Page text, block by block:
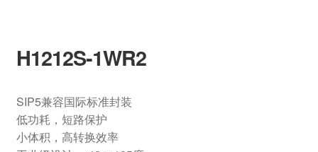
H1212S-1WR2
SIP5兼容国际标准封装
低功耗，短路保护
小体积，高转换效率